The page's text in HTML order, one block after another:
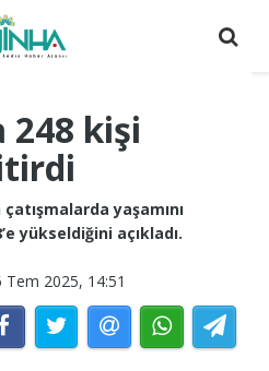
248 kişi
yaşamını
yükseldiğini açıkladı.
2025, 14:51